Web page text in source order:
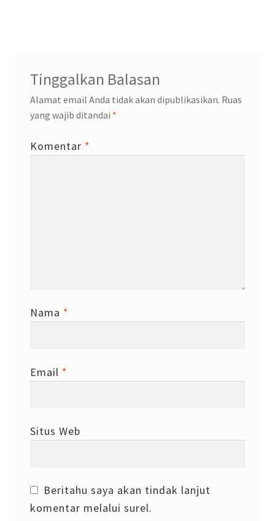
Tinggalkan Balasan
Alamat email Anda tidak akan dipublikasikan. Ruas
yang wajib ditandai *
Komentar *
Nama *
Email *
Situs Web
Beritahu saya akan tindak lanjut
komentar melalui surel.